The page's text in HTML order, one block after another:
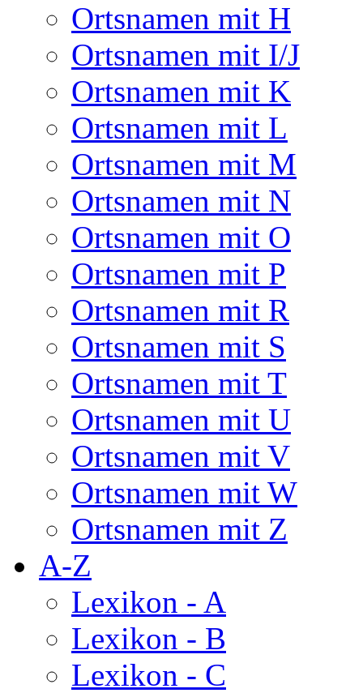
Ortsnamen mit H
Ortsnamen mit I/J
Ortsnamen mit K
Ortsnamen mit L
Ortsnamen mit M
Ortsnamen mit N
Ortsnamen mit O
Ortsnamen mit P
Ortsnamen mit R
Ortsnamen mit S
Ortsnamen mit T
Ortsnamen mit U
Ortsnamen mit V
Ortsnamen mit W
Ortsnamen mit Z
A-Z
Lexikon - A
Lexikon - B
Lexikon - C